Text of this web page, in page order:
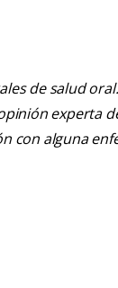
de salud
experta
con alguna